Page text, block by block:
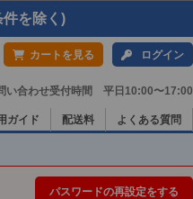
を除く)
カートを見る ログイン
い合わせ受付時間 平日10:00〜17:00
ガイド 配送料 よくある質問
パスワードの再設定をする